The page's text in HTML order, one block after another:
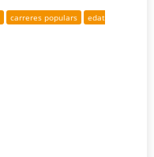
carreres populars
edat